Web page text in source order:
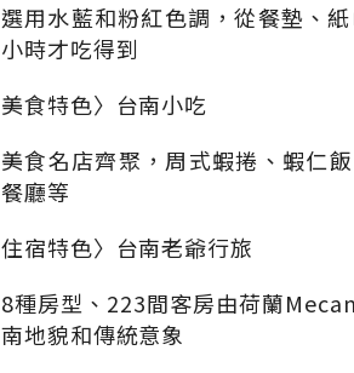
選用水藍和粉紅色調，從餐墊、
小時才吃得到
美食特色〉台南小吃
美食名店齊聚，周式蝦捲、蝦仁
餐廳等
住宿特色〉台南老爺行旅
8種房型、223間客房由荷蘭
南地貌和傳統意象